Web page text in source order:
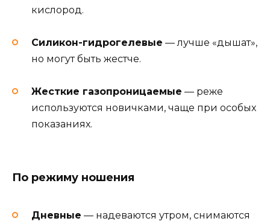
кислород.
Силикон-гидрогелевые — лучше «дышат»,
но могут быть жестче.
Жесткие газопроницаемые — реже
используются новичками, чаще при особых
показаниях.
По режиму ношения
Дневные — надеваются утром, снимаются